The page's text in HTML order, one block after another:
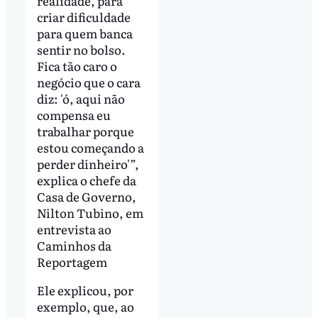
criar dificuldade
para quem banca
sentir no bolso.
Fica tão caro o
negócio que o cara
diz: 'ó, aqui não
compensa eu
trabalhar porque
estou começando a
perder dinheiro'”,
explica o chefe da
Casa de Governo,
Nilton Tubino, em
entrevista ao
Caminhos da
Reportagem
Ele explicou, por
exemplo, que, ao